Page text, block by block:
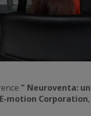
" Neuroventa:
E-motion Corporation